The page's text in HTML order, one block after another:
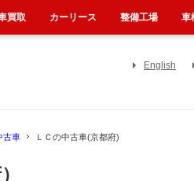
English
古車 ＬＣの中古車(京都府)
買取 カーリース 整備工場 車